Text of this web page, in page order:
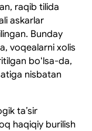
raqib tilida
askarlar
Bunday
voqealarni xolis
boʻlsa-da,
nisbatan
taʼsir
haqiqiy burilish